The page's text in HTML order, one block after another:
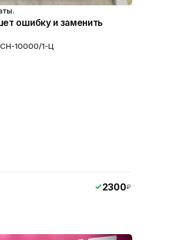
ошибку и заменить
10000/1-Ц
2300₽